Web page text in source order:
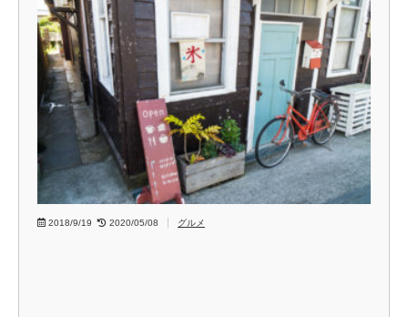
2018/9/19 2020/05/08 グルメ